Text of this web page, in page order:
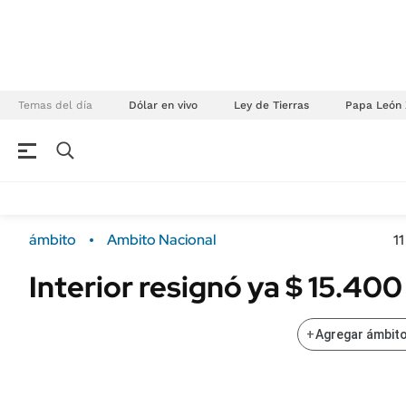
Temas del día Dólar en vivo Ley de Tierras Papa León
Campo Sustentabilidad
ENERGY REPORT
ámbito Ambito Nacional
Interior resignó ya $
+Agregar